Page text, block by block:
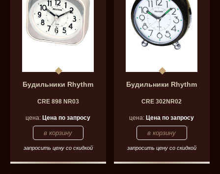
Будильники Rhythm
CRE 898 NR03
цена:Цена по запросу
запросить цену со скидкой
Будильники Rhythm
CRE 302NR02
цена:Цена по запросу
запросить цену со скидкой